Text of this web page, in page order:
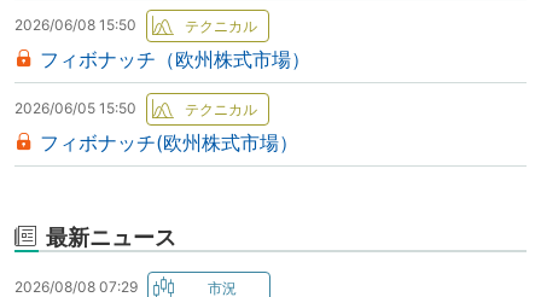
2026/06/08 15:50
フィボナッチ（欧州株式市場）
2026/06/05 15:50
フィボナッチ(欧州株式市場）
最新ニュース
2026/08/08 07:29